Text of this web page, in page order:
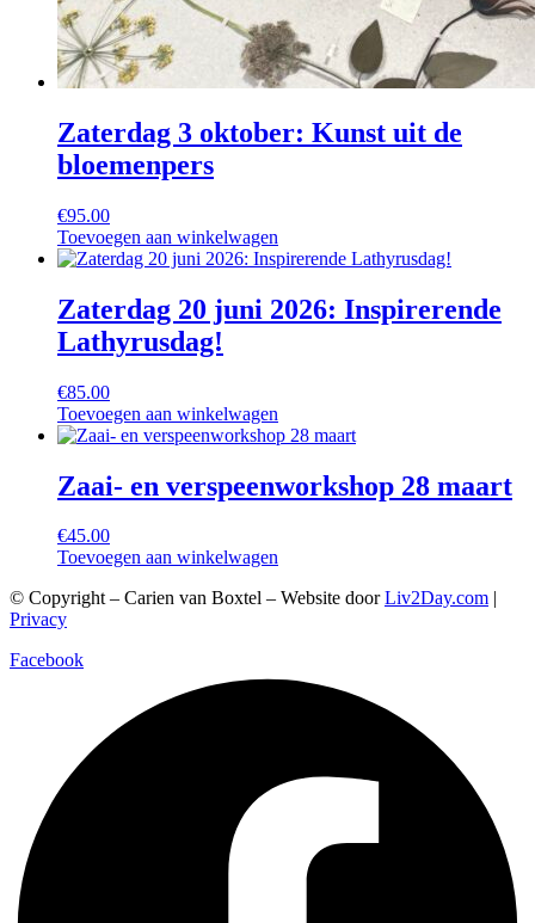
Zaterdag 3 oktober: Kunst uit de
bloemenpers
€95.00
Toevoegen aan winkelwagen
Zaterdag 20 juni 2026: Inspirerende
Lathyrusdag!
€85.00
Toevoegen aan winkelwagen
Zaai- en verspeenworkshop 28 maart
€45.00
Toevoegen aan winkelwagen
© Copyright – Carien van Boxtel – Website doorLiv2Day.com
Privacy
Facebook